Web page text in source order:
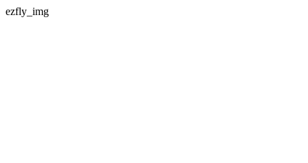
ezfly_img